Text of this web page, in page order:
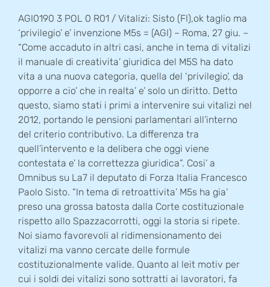
AGI0190 3 POL 0 R01 / Vitalizi: Sisto (FI),ok taglio ma
‘privilegio’ e’ invenzione M5s = (AGI) – Roma, 27 giu. –
“Come accaduto in altri casi, anche in tema di vitalizi
il manuale di creativita’ giuridica del M5S ha dato
vita a una nuova categoria, quella del ‘privilegio’, da
opporre a cio’ che in realta’ e’ solo un diritto. Detto
questo, siamo stati i primi a intervenire sui vitalizi nel
2012, portando le pensioni parlamentari all’interno
del criterio contributivo. La differenza tra
quell’intervento e la delibera che oggi viene
contestata e’ la correttezza giuridica”. Cosi’ a
Omnibus su La7 il deputato di Forza Italia Francesco
Paolo Sisto. “In tema di retroattivita’ M5s ha gia’
preso una grossa batosta dalla Corte costituzionale
rispetto allo Spazzacorrotti, oggi la storia si ripete.
Noi siamo favorevoli al ridimensionamento dei
vitalizi ma vanno cercate delle formule
costituzionalmente valide. Quanto al leit motiv per
cui i soldi dei vitalizi sono sottratti ai lavoratori, fa